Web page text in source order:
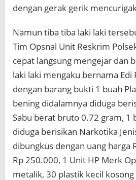
dengan gerak gerik
Namun tiba tiba laki laki
Tim Opsnal Unit Reskrim
cepat langsung mengejar dan
laki laki mengaku bernama
dengan barang bukti 1 buah
bening didalamnya diduga
Sabu berat bruto 0.72 gram, 1
diduga berisikan Narkotika
dibungkus dengan uang harga
Rp 250.000, 1 Unit HP Merk
metalik, 30 plastik kecil